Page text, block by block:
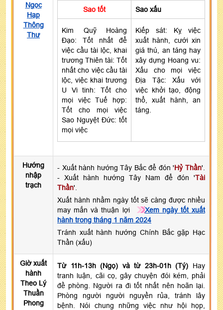
Ngọc
Hạp
Thông
Thư
Sao tốt Sao xấu
Kim Quỹ Hoàng
Đạo: Tốt nhất để
việc cầu tài lộc, khai
trương Thiên tài: Tốt
nhất cho việc cầu tài
lộc, việc khai trương
U Vi tinh: Tốt cho
mọi việc Tuế hợp:
Tốt cho mọi việc
Sao Nguyệt Đức: tốt
mọi việc
Kiếp sát: Kỵ việc
xuất hành, cưới xin
giá thú, an táng hay
xây dựng Hoang vu:
Xấu cho mọi việc
Địa Tặc: Xấu với
việc khởi tạo, động
thổ, xuất hành, an
táng.
Hướng
nhập
trạch
- Xuất hành hướng Tây Bắc để đón 'Hỷ Thần'.
- Xuất hành hướng Tây Nam để đón 'Tài
Thần'.
Xuất hành nhằm ngày tốt sẽ càng được nhiều
may mắn và thuận lợi
Xem ngày tốt xuất
hành trong tháng 1 năm 2024
Tránh xuất hành hướng Chính Bắc gặp Hạc
Thần (xấu)
Giờ xuất
hành
Theo Lý
Thuần
Phong
Từ 11h-13h (Ngọ) và từ 23h-01h (Tý)
Hay
tranh luận, cãi cọ, gây chuyện đói kém, phải
đề phòng. Người ra đi tốt nhất nên hoãn lại.
Phòng người người nguyền rủa, tránh lây
bệnh. Nói chung những việc như hội họp,